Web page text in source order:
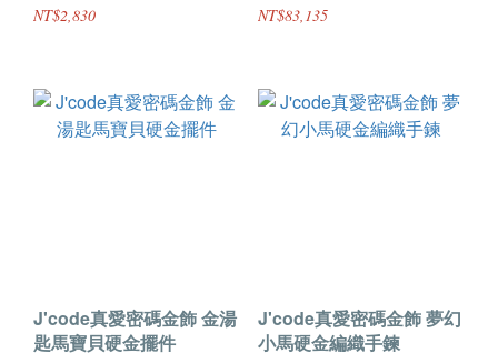
NT$2,830 NT$83,135
J'code真愛密碼金飾 金湯
匙馬寶貝硬金擺件
J'code真愛密碼金飾 夢幻
小馬硬金編織手鍊